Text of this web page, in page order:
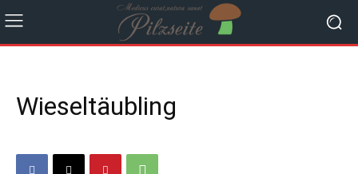
Wieseltäubling